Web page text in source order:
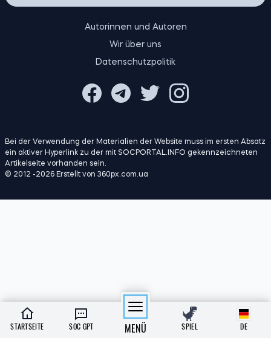
Wir über uns
Datenschutzpolitik
Bei der Verwendung der Materialien der Website muss im ersten Absatz
ein aktiver Hyperlink zu der mit SOCPORTAL.INFO gekennzeichneten
© 2012 -2026 Erstellt von 360px.com.ua
STARTSEITE SOC GPT MENÜ SPIEL DE